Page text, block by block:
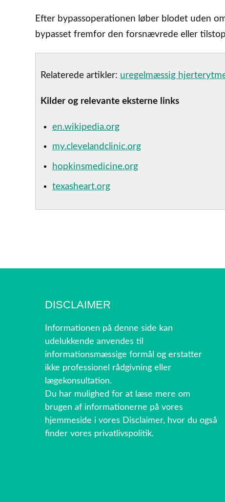
Efter bypassoperationen løber blodet uden
bypasset fremfor den forsnævrede eller
Relaterede artikler: uregelmæssig
Kilder og relevante eksterne links
en.wikipedia.org
my.clevelandclinic.org
hopkinsmedicine.org
texasheart.org
DISCLAIMER
Informationen på denne side kan
udelukkende anvendes til
informationsmæssige formål og erstatter
ikke professionel rådgivning eller
lægekonsultation.
Du har mulighed for at læse mere om
brugen af informationerne på vores
hjemmeside i vores Disclaimer, hvor du også
finder vores privatlivspolitik.